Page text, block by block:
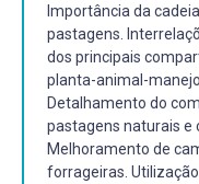
Importância da
pastagens.
dos principais
planta-animal-manejo.
Detalhamento do
pastagens naturais e
Melhoramento de
forrageiras.